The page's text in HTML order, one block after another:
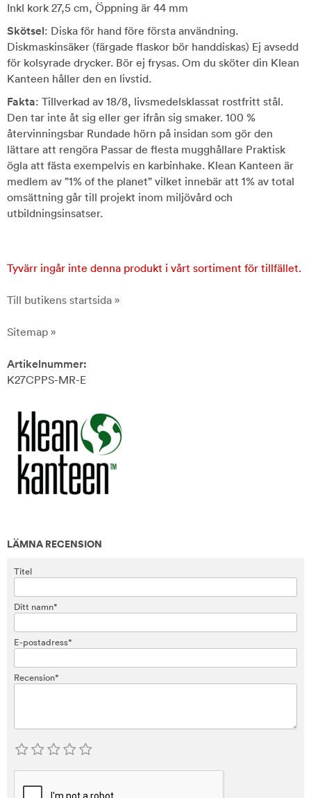
Inkl kork 27,5 cm, Öppning är 44 mm
Skötsel: Diska för hand före första användning.
Diskmaskinsäker (färgade flaskor bör handdiskas) Ej avsedd
för kolsyrade drycker. Bör ej frysas. Om du sköter din Klean
Kanteen håller den en livstid.
Fakta: Tillverkad av 18/8, livsmedelsklassat rostfritt stål.
Den tar inte åt sig eller ger ifrån sig smaker. 100 %
återvinningsbar Rundade hörn på insidan som gör den
lättare att rengöra Passar de flesta mugghållare Praktisk
ögla att fästa exempelvis en karbinhake. Klean Kanteen är
medlem av ”1% of the planet” vilket innebär att 1% av total
omsättning går till projekt inom miljövård och
utbildningsinsatser.
Tyvärr ingår inte denna produkt i vårt sortiment för tillfället.
Till butikens startsida »
Sitemap »
Artikelnummer:
K27CPPS-MR-E
LÄMNA RECENSION
Titel
Ditt namn*
E-postadress*
Recension*